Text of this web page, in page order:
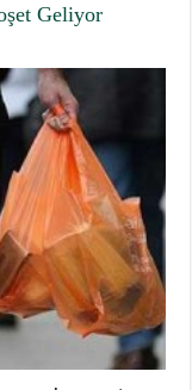
Geliyor